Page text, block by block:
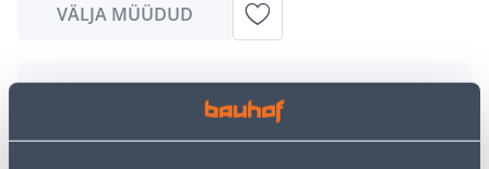
VÄLJA MÜÜDUD
hetkel suure nõudluse tõttu ajutiselt otsas. Siiski
pakume suurepäraseid alternatiive samast